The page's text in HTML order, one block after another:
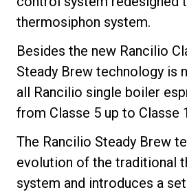
thermosiphon system.
Besides the new Rancilio
Steady Brew technology is
all Rancilio single boiler
from Classe 5 up to Classe
The Rancilio Steady Brew
evolution of the traditional
system and introduces a
サスティナビリティ
接続
お問い合わせ